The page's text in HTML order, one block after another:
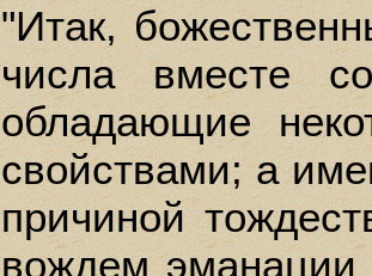
"Итак,
числа вместе
обладающие
свойствами; а
причиной
вождем эманации